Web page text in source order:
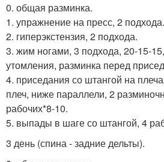
0. общая разминка.
1. упражнение на пресс, 2 подхода.
2. гиперэкстензия, 2 подхода.
3. жим ногами, 3 подхода, 20-15-
утомления, разминка перед
4. приседания со штангой на
плеч, ниже параллели, 2
рабочих*8-10.
5. выпады в шаге со штангой, 4
3 день (спина - задние дельты).